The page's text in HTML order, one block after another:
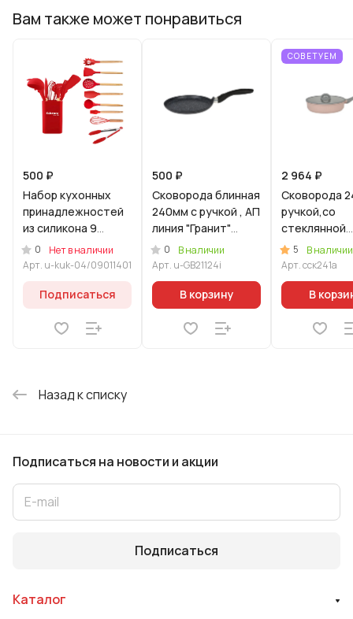
Вам также может понравиться
500 ₽
Набор кухонных
принадлежностей
из силикона 9
предметов
Красный
0
Нет в наличии
Арт. u-kuk-04/09011401
Подписаться
500 ₽
Скoворода блинная
240мм с ручкой , АП
линия "Гранит"
(черный) индукция
(Уцененный товар)
0
В наличии
Арт. u-GB21124i
В корзину
СОВЕТУЕМ
2 964 ₽
Сковорода
ручкой,со
стеклянной
крышкой, АП
5
В наличии
Арт.сск241а
В
Назад к списку
Подписаться на новости и акции
Подписаться
Каталог